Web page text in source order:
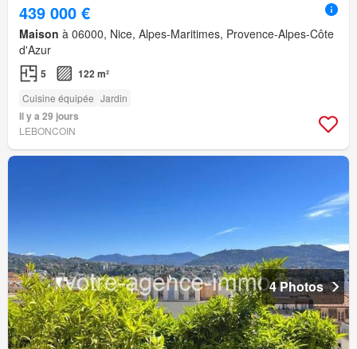
439 000 €
Maison à 06000, Nice, Alpes-Maritimes, Provence-Alpes-Côte
d'Azur
5 122 m²
Cuisine équipée Jardin
Il y a 29 jours
LEBONCOIN
4 Photos